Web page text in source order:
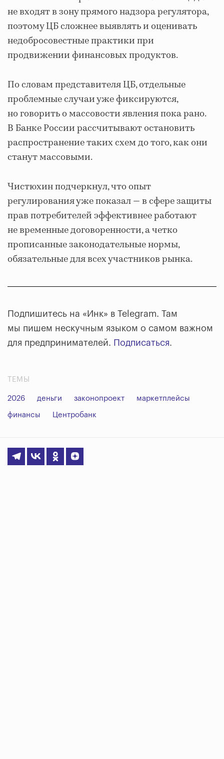
не входят в зону прямого надзора регулятора,
поэтому ЦБ сложнее выявлять и оценивать
недобросовестные практики при
продвижении финансовых продуктов.
По словам представителя ЦБ, отдельные
проблемные случаи уже фиксируются,
но говорить о массовости явления пока рано.
В Банке России рассчитывают остановить
распространение таких схем до того, как они
станут массовыми.
Чистюхин подчеркнул, что опыт
регулирования уже показал — в сфере защиты
прав потребителей эффективнее работают
не временные договоренности, а четко
прописанные законодательные нормы,
обязательные для всех участников рынка.
Подпишитесь на «Инк» в Telegram. Там
мы пишем нескучным языком о самом важном
для предпринимателей. Подписаться.
ТЕМЫ
2026 деньги законопроект маркетплейсы
финансы Центробанк